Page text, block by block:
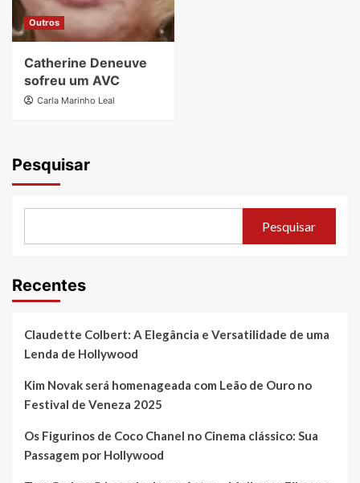
Outros
Catherine Deneuve
sofreu um AVC
Carla Marinho Leal
Pesquisar
Pesquisar
Recentes
Claudette Colbert: A Elegância e Versatilidade de uma
Lenda de Hollywood
Kim Novak será homenageada com Leão de Ouro no
Festival de Veneza 2025
Os Figurinos de Coco Chanel no Cinema clássico: Sua
Passagem por Hollywood